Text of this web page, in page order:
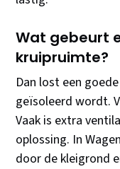
Wat gebeurt
kruipruimte?
Dan lost een
geïsoleerd wordt.
Vaak is extra
oplossing. In
door de kleigrond